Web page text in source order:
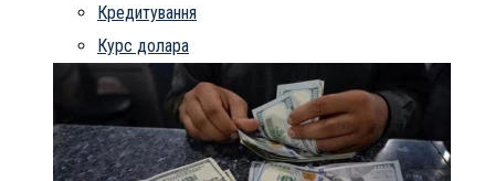
Кредитування
Курс долара